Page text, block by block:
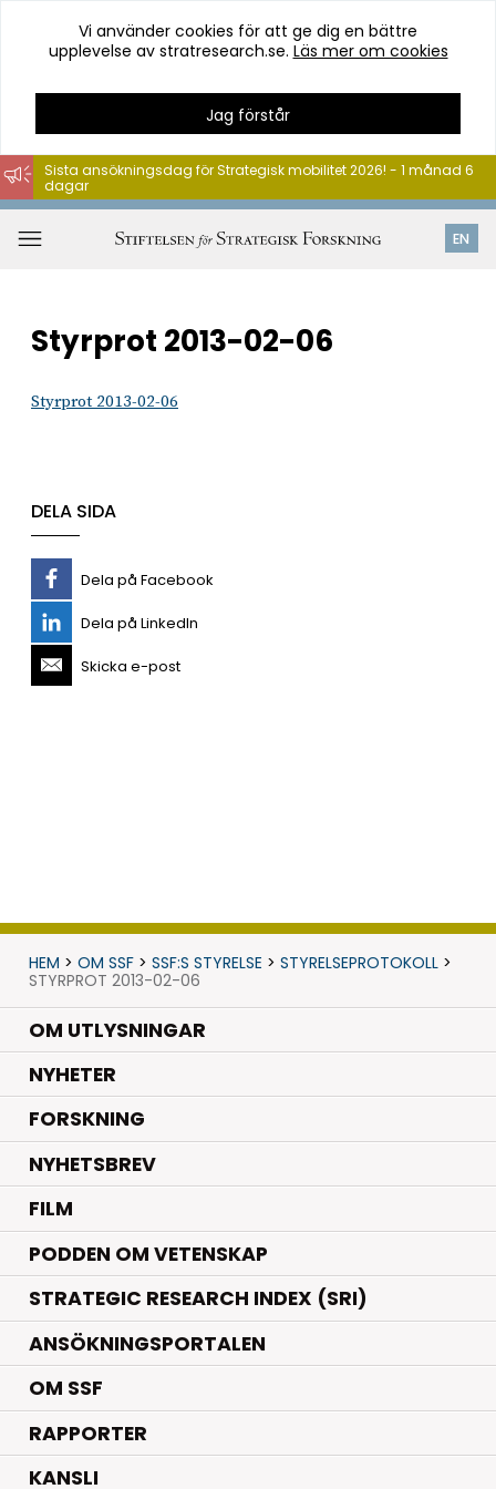
Hoppa
till
innehåll
Vi använder cookies för att ge dig en bättre
upplevelse av stratresearch.se. Läs mer om cookies
Jag förstår
EN
Sista ansökningsdag för Strategisk mobilitet 2026! - 1 månad 6
dagar
Styrprot 2013-02-06
Styrprot 2013-02-06
DELA SIDA
Dela på Facebook
Dela på LinkedIn
Skicka e-post
HEM > OM SSF> SSF:S STYRELSE > STYRELSEPROTOKOLL>
STYRPROT 2013-02-06
OM UTLYSNINGAR
NYHETER.
FORSKNING.
NYHETSBREV
FILM
PODDEN OM VETENSKAP
STRATEGIC RESEARCH INDEX (SRI)
ANSÖKNINGSPORTALEN
OM SSF
RAPPORTER
KANSLI